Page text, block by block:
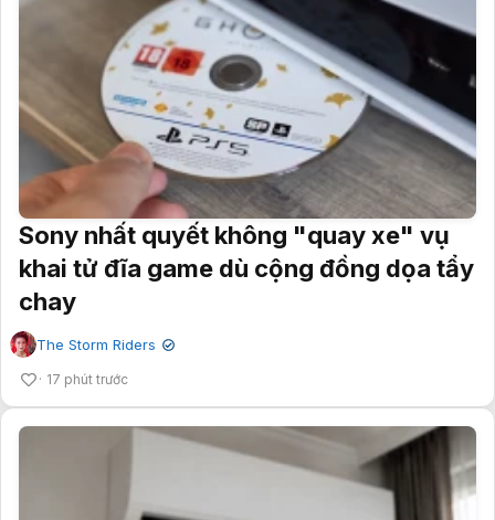
Sony nhất quyết không "quay xe" vụ
khai tử đĩa game dù cộng đồng dọa tẩy
chay
The Storm Riders ✔
17 phút trước